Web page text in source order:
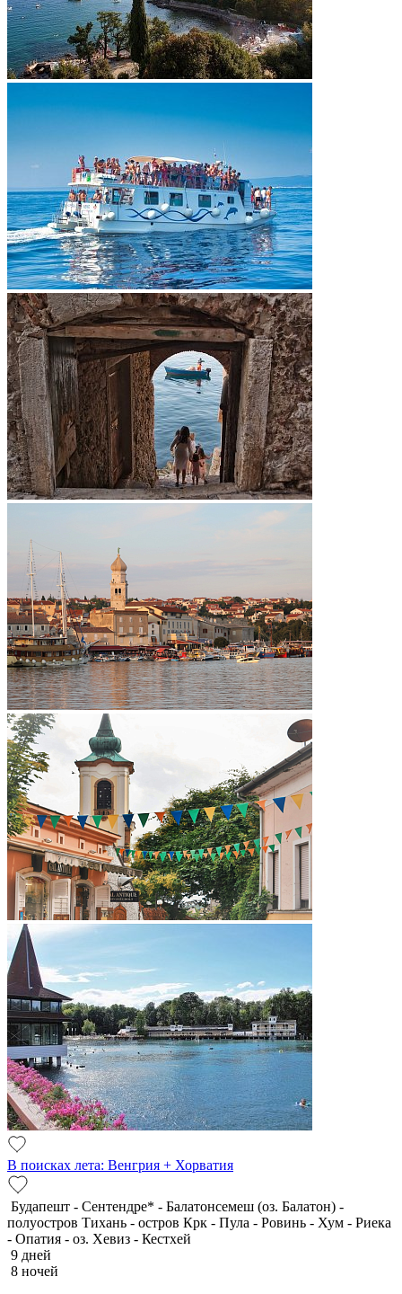
В поисках лета: Венгрия + Хорватия
Будапешт - Сентендре* - Балатонсемеш (оз. Балатон) -
полуостров Тихань - остров Крк - Пула - Ровинь - Хум - Риека
- Опатия - оз. Хевиз - Кестхей
9 дней
8 ночей